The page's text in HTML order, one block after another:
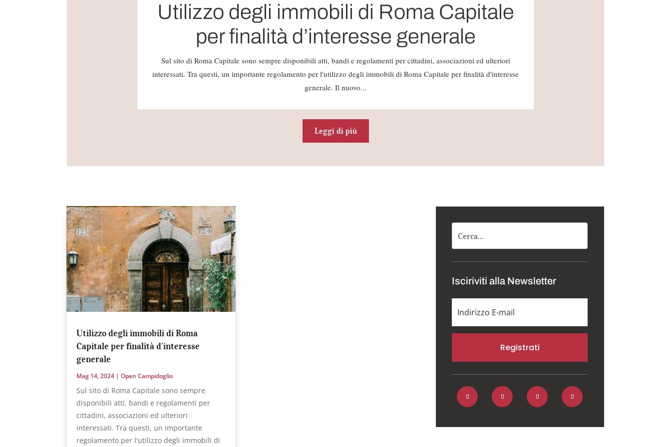
Utilizzo degli immobili di Roma Capitale
per finalità d’interesse generale
Sul sito di Roma Capitale sono sempre disponibili atti, bandi e regolamenti per cittadini, associazioni ed ulteriori
interessati. Tra questi, un importante regolamento per l'utilizzo degli immobili di Roma Capitale per finalità d'interesse
generale. Il nuovo...
Leggi di più
Utilizzo degli immobili di Roma
Capitale per finalità d’interesse
generale
Mag 14, 2024 |Open Campidoglio
Sul sito di Roma Capitale sono sempre
disponibili atti, bandi e regolamenti per
cittadini, associazioni ed ulteriori
interessati. Tra questi, un importante
regolamento per l'utilizzo degli immobili di
Isciriviti alla Newsletter
Registrati